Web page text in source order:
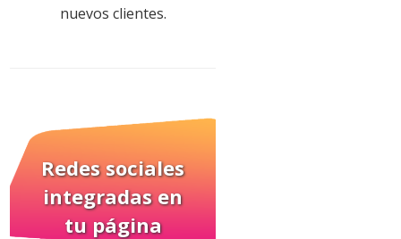
nuevos clientes.
Redes sociales
integradasen
tu página